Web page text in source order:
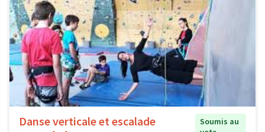
Danse verticale et escalade
Soumis au